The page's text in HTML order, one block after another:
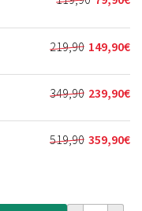
Preis
war:
119,90€
Aktueller
Preis
ist:
79,90€.
219,90
Preis
war:
219,90€
149,90€
Aktueller
Preis
ist:
149,90€.
349,90
Preis
war:
349,90€
239,90€
Aktueller
Preis
ist:
239,90€.
519,90 359,90€
Aktueller